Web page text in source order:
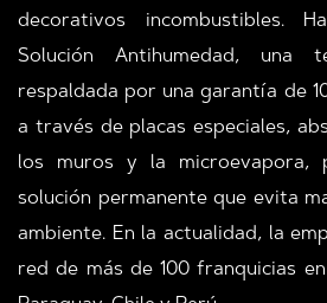
decorativos incombustibles.
Solución Antihumedad, una
respaldada por una garantía de
a través de placas especiales,
los muros y la microevapora,
solución permanente que evita
ambiente. En la actualidad, la
red de más de 100 franquicias